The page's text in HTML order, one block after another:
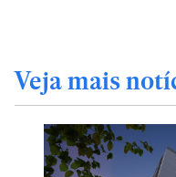
Veja mais